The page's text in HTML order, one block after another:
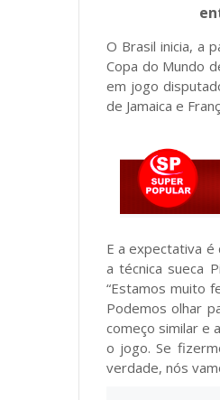
O Brasil inicia, a
Copa do Mundo
em jogo
de Jamaica e
E a expectativa é
a técnica sueca
“Estamos muito
Podemos olhar
começo similar e
o jogo. Se
verdade, nós